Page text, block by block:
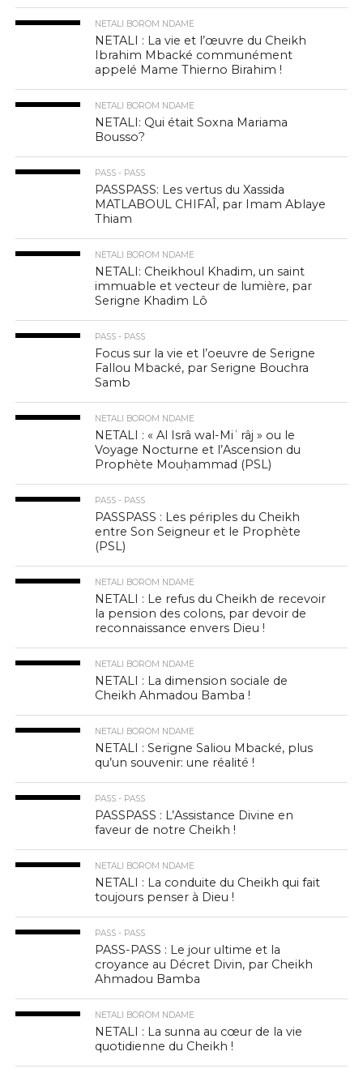
NETALI BOROM NDAME
NETALI : La vie et l’œuvre du Cheikh
Ibrahim Mbacké communément
appelé Mame Thierno Birahim !
NETALI BOROM NDAME
NETALI: Qui était Soxna Mariama
Bousso?
PASS - PASS
PASSPASS: Les vertus du Xassida
MATLABOUL CHIFAÎ, par Imam Ablaye
Thiam
NETALI BOROM NDAME
NETALI: Cheikhoul Khadim, un saint
immuable et vecteur de lumière, par
Serigne Khadim Lô
PASS - PASS
Focus sur la vie et l’oeuvre de Serigne
Fallou Mbacké, par Serigne Bouchra
Samb
NETALI BOROM NDAME
NETALI : « Al Isrâ wal-Miʿrâj » ou le
Voyage Nocturne et l’Ascension du
Prophète Mouḥammad (PSL)
PASS - PASS
PASSPASS : Les périples du Cheikh
entre Son Seigneur et le Prophète
(PSL)
NETALI BOROM NDAME
NETALI : Le refus du Cheikh de recevoir
la pension des colons, par devoir de
reconnaissance envers Dieu !
NETALI BOROM NDAME
NETALI : La dimension sociale de
Cheikh Ahmadou Bamba !
NETALI BOROM NDAME
NETALI : Serigne Saliou Mbacké, plus
qu’un souvenir: une réalité !
PASS - PASS
PASSPASS : L’Assistance Divine en
faveur de notre Cheikh !
NETALI BOROM NDAME
NETALI : La conduite du Cheikh qui fait
toujours penser à Dieu !
PASS - PASS
PASS-PASS : Le jour ultime et la
croyance au Décret Divin, par Cheikh
Ahmadou Bamba
NETALI BOROM NDAME
NETALI : La sunna au cœur de la vie
quotidienne du Cheikh !